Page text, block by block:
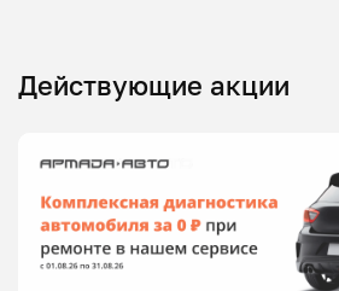
Действующие акции